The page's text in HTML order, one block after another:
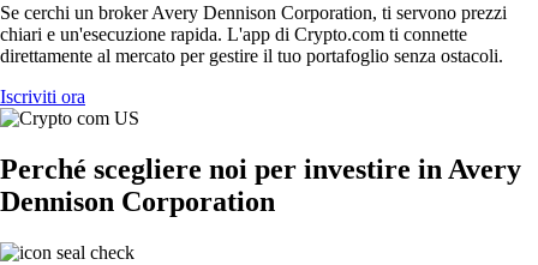
Se cerchi un broker Avery Dennison Corporation, ti servono prezzi
chiari e un'esecuzione rapida. L'app di Crypto.com ti connette
direttamente al mercato per gestire il tuo portafoglio senza ostacoli.
Iscriviti ora
Perché scegliere noi per investire in Avery
Dennison Corporation